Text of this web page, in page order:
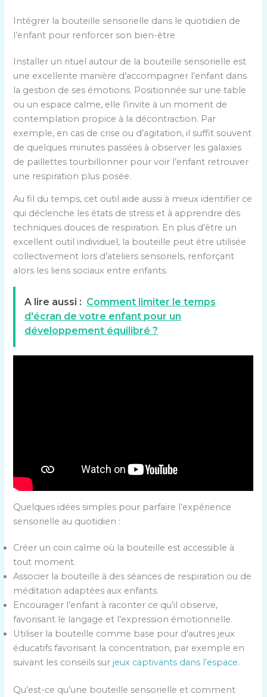
Intégrer la bouteille sensorielle dans le quotidien de
l’enfant pour renforcer son bien-être
Installer un rituel autour de la bouteille sensorielle est
une excellente manière d’accompagner l’enfant dans
la gestion de ses émotions. Positionnée sur une table
ou un espace calme, elle l’invite à un moment de
contemplation propice à la décontraction. Par
exemple, en cas de crise ou d’agitation, il suffit souvent
de quelques minutes passées à observer les galaxies
de paillettes tourbillonner pour voir l’enfant retrouver
une respiration plus posée.
Au fil du temps, cet outil aide aussi à mieux identifier ce
qui déclenche les états de stress et à apprendre des
techniques douces de respiration. En plus d’être un
excellent outil individuel, la bouteille peut être utilisée
collectivement lors d’ateliers sensoriels, renforçant
alors les liens sociaux entre enfants.
A lire aussi : Comment limiter le temps
d'écran de votre enfant pour un
développement équilibré ?
Quelques idées simples pour parfaire l’expérience
sensorielle au quotidien :
Créer un coin calme où la bouteille est accessible à
tout moment.
Associer la bouteille à des séances de respiration ou de
méditation adaptées aux enfants.
Encourager l’enfant à raconter ce qu’il observe,
favorisant le langage et l’expression émotionnelle.
Utiliser la bouteille comme base pour d’autres jeux
éducatifs favorisant la concentration, par exemple en
suivant les conseils sur jeux captivants dans l’espace.
Qu’est-ce qu’une bouteille sensorielle et comment